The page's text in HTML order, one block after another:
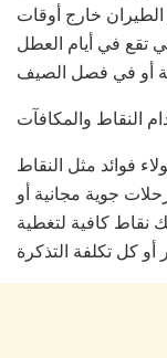
خارج أوقات
تقع في أيام العطل
أو في فصل الصيف
النقاط والمكافآت
فوائد مثل النقاط
جوية مجانية أو
نقاط كافية لتغطية
أو كل تكلفة التذكرة